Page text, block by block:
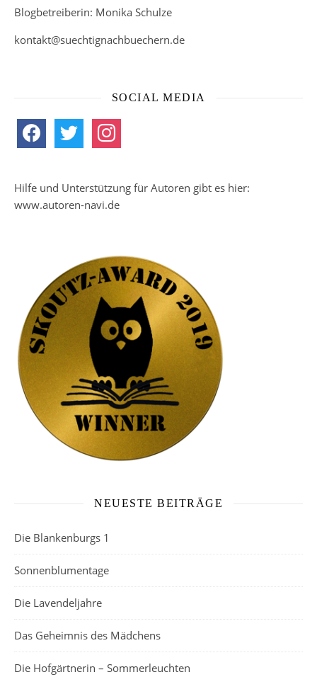
Blogbetreiberin: Monika Schulze
kontakt@suechtignachbuechern.de
SOCIAL MEDIA
facebook twitter instagram
Hilfe und Unterstützung für Autoren gibt es hier:
www.autoren-navi.de
NEUESTE BEITRÄGE
Die Blankenburgs 1
Sonnenblumentage
Die Lavendeljahre
Das Geheimnis des Mädchens
Die Hofgärtnerin – Sommerleuchten